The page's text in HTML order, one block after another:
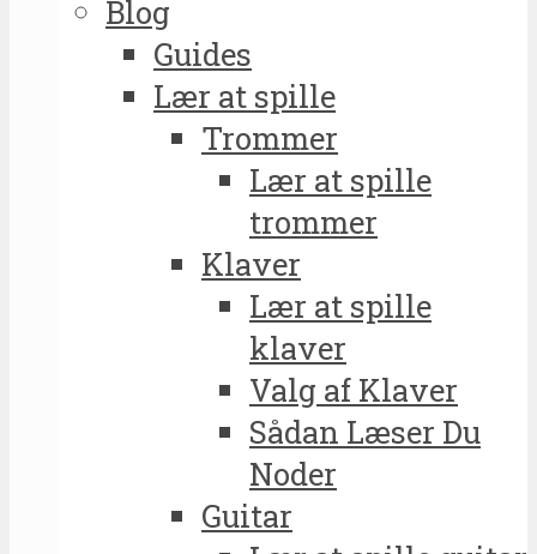
Blog
Guides
Lær at spille
Trommer
Lær at spille
trommer
Klaver
Lær at spille
klaver
Valg af Klaver
Sådan Læser Du
Noder
Guitar